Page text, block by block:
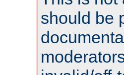
should be